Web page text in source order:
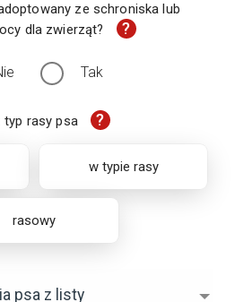
ze schroniska lub
pomocy dla zwierząt?
?
Tak
typ rasy psa ?
w typie rasy
rasowy
psa z listy